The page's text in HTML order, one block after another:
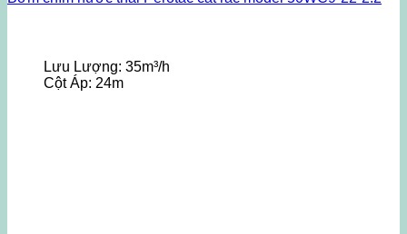
Lưu Lượng: 35m³/h
Cột Áp: 24m